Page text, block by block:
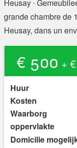
Heusay ∙
grande chambre de
Heusay, dans un
€ 500 +
Huur
Kosten
Waarborg
oppervlakte
Domicilie